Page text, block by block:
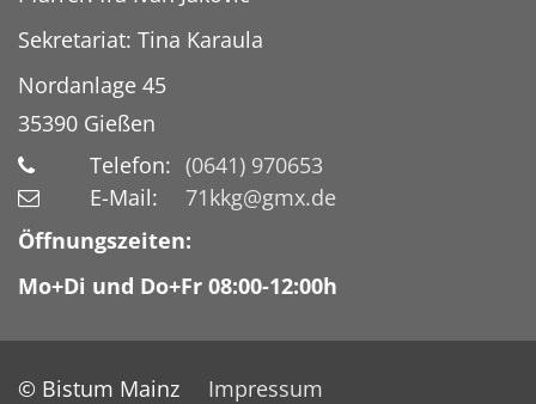
Sekretariat: Tina Karaula
Nordanlage 45
35390 Gießen
Telefon: (0641) 970653
E-Mail:
71kkg@gmx.de
Öffnungszeiten:
Mo+Di und Do+Fr 08:00-12:00h
© Bistum Mainz
Impressum